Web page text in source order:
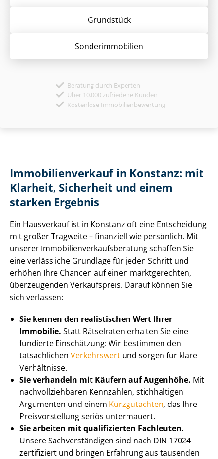
Grund­stück
Sonder­immobilien
Beratung durch Experten
Über 10.000 zufriedene Kunden
Kostenlose Immobilienbewertung
Im­mo­bi­li­en­ver­kauf in Konstanz: mit
Klarheit, Sicherheit und einem
starken Ergebnis
Ein Hausverkauf ist in Konstanz oft eine Entscheidung
mit großer Tragweite – finanziell wie persönlich. Mit
unserer Im­mo­bi­li­en­ver­kaufs­be­ra­tung schaffen Sie
eine verlässliche Grundlage für jeden Schritt und
erhöhen Ihre Chancen auf einen marktgerechten,
überzeugenden Verkaufspreis. Darauf können Sie
sich verlassen:
Sie kennen den realistischen Wert Ihrer
Immobilie. Statt Rätselraten erhalten Sie eine
fundierte Einschätzung: Wir bestimmen den
tatsächlichen Verkehrswert und sorgen für klare
Verhältnisse.
Sie verhandeln mit Käufern auf Augenhöhe. Mit
nach­voll­zieh­ba­ren Kennzahlen, stichhaltigen
Argumenten und einem Kurzgutachten, das Ihre
Preis­vor­stel­lung seriös untermauert.
Sie arbeiten mit qualifizierten Fachleuten.
Unsere Sach­ver­stän­di­gen sind nach DIN 17024
zertifiziert und bringen Erfahrung aus tausenden